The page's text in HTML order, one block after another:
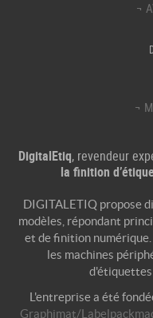
DigitalEtiq, revendeur
la finition
DIGITALETIQ propose
modèles, répondant
et definition numérique
les machines
d'étiquettes
L'entreprise a été
Graphimat/